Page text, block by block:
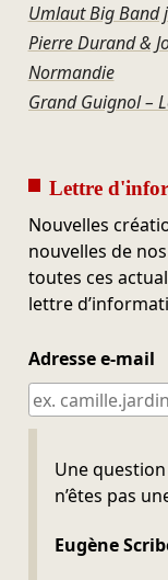
Umlaut Big Band
Pierre Durand &
Normandie
Grand Guignol –
Lettre
Nouvelles
nouvelles de
toutes ces
lettre
Adresse e-mail
Une
n’êtes pas
Eugène
Ne pas